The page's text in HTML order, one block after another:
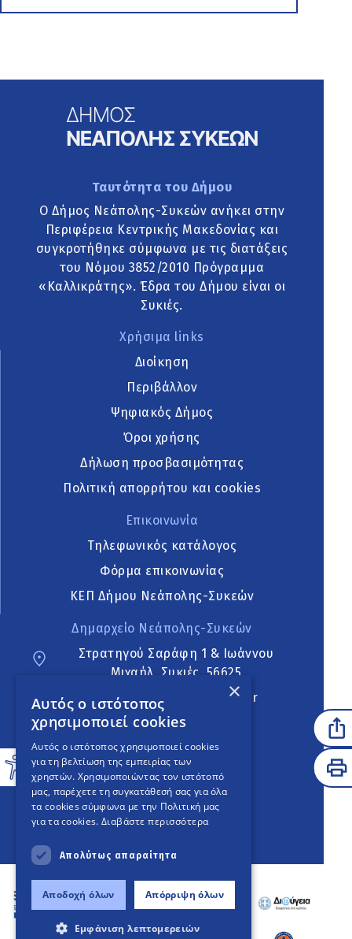
Ταυτότητα του Δήμου
Ο Δήμος Νεάπολης-Συκεών ανήκει στην
Περιφέρεια Κεντρικής Μακεδονίας και
συγκροτήθηκε σύμφωνα με τις διατάξεις
του Νόμου 3852/2010 Πρόγραμμα
«Καλλικράτης». Έδρα του Δήμου είναι οι
Συκιές.
Χρήσιμα links
Διοίκηση
Περιβάλλον
Ψηφιακός Δήμος
Όροι χρήσης
Δήλωση προσβασιμότητας
Πολιτική απορρήτου και cookies
Επικοινωνία
Τηλεφωνικός κατάλογος
Φόρμα επικοινωνίας
ΚΕΠ Δήμου Νεάπολης-Συκεών
Δημαρχείο Νεάπολης-Συκεών
Στρατηγού Σαράφη 1 & Ιωάννου
Μιχαήλ, Συκιές, 56625
neapoli.sykies@ddt.gov.gr
Ακολουθήστε
English Version
An project
×
Αυτός ο ιστότοπος
χρησιμοποιεί cookies
Αυτός ο ιστότοπος χρησιμοποιεί cookies
για τη βελτίωση της εμπειρίας των
χρηστών. Χρησιμοποιώντας τον ιστότοπό
μας, παρέχετε τη συγκατάθεσή σας για όλα
τα cookies σύμφωνα με την Πολιτική μας
για τα cookies. Διαβάστε περισσότερα
Απολύτως απαραίτητα
Αποδοχή όλων Απόρριψη όλων
Εμφάνιση λεπτομερειών